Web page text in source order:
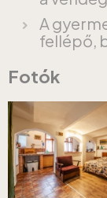
A
fellépő,
Fotók